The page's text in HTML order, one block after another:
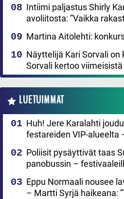
Intiimi paljastus Shirly
avoliitosta: ”Vaikka
Martina Aitolehti:
Näyttelijä Kari Sorvali
Sorvali kertoo
LUETUIMMAT
Huh! Jere Karalahti
festareiden VIP-alueelta
Poliisit pysäyttivät taas
panobussin –
Eppu Normaali nousee
– Martti Syrjä haikeana: